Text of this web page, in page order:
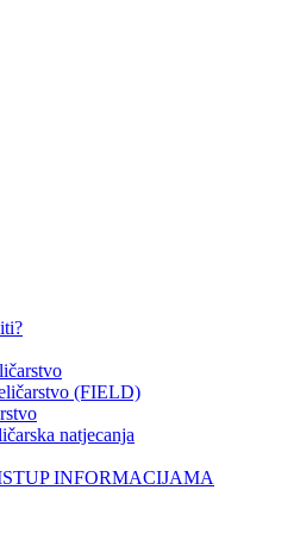
(FIELD)
natjecanja
INFORMACIJAMA